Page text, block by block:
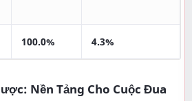
100.0% 4.3%
Nền Tảng Cho Cuộc Đua